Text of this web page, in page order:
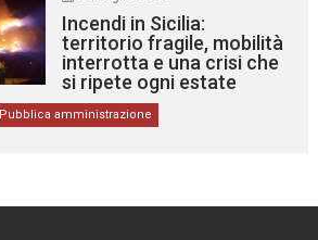
Incendi in Sicilia:
territorio fragile, mobilità
interrotta e una crisi che
si ripete ogni estate
Pubblica amministrazione